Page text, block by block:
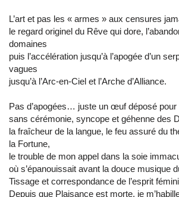
L’art et pas les « armes » aux censures
le regard originel du Rêve qui dore,
domaines
puis l’accélération jusqu’à l’apogée d’un
vagues
jusqu’à l’Arc-en-Ciel et l’Arche d’Alliance.
Pas d’apogées… juste un œuf déposé pour
sans cérémonie, syncope et géhenne des
la fraîcheur de la langue, le feu assuré du
la Fortune,
le trouble de mon appel dans la soie
où s’épanouissait avant la douce musique
Tissage et correspondance de l’esprit
Depuis que Plaisance est morte, je